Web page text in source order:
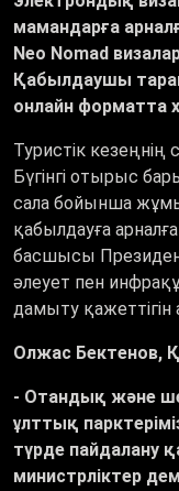
мамандарға
Neo Nomad
Қабылдаушы тарап
онлайн форматта
Туристік кезеңнің
Бүгінгі отырыс
сала бойынша
қабылдауға
басшысы
әлеует пен
дамыту қажеттігін
Олжас Бектенов,
- Отандық және
ұлттық
түрде пайдалану
министрліктер